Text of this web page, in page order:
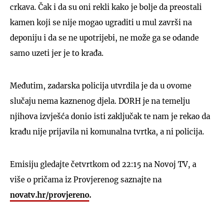
crkava. Čak i da su oni rekli kako je bolje da preostali
kamen koji se nije mogao ugraditi u mul završi na
deponiju i da se ne upotrijebi, ne može ga se odande
samo uzeti jer je to krađa.
Međutim, zadarska policija utvrdila je da u ovome
slučaju nema kaznenog djela. DORH je na temelju
njihova izvješća donio isti zaključak te nam je rekao da
krađu nije prijavila ni komunalna tvrtka, a ni policija.
Emisiju gledajte četvrtkom od 22:15 na Novoj TV, a
više o pričama iz Provjerenog saznajte na
novatv.hr/provjereno.